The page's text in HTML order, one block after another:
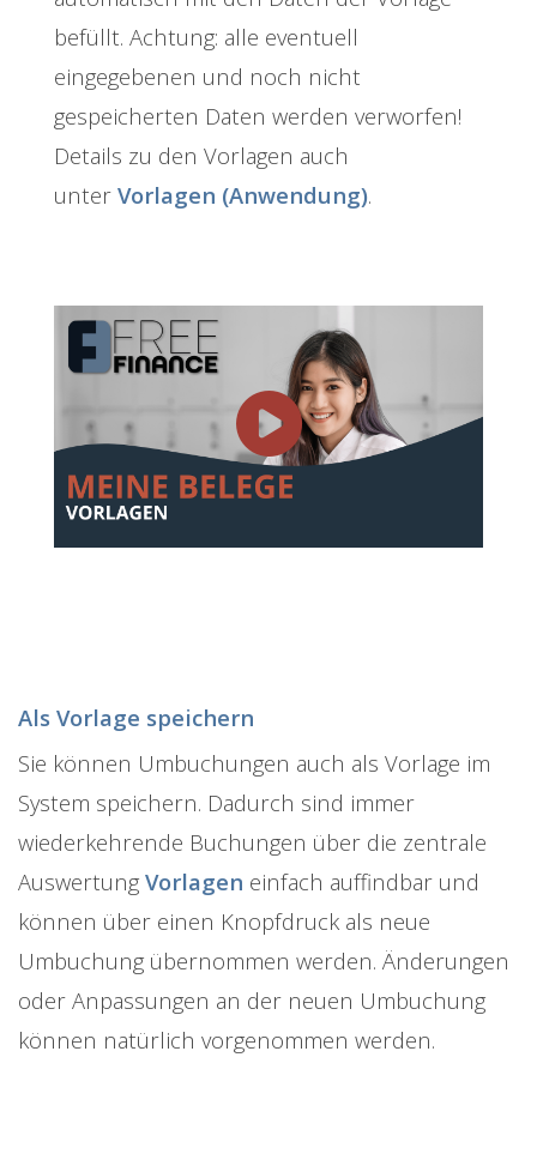
befüllt. Achtung: alle eventuell
eingegebenen und noch nicht
gespeicherten Daten werden verworfen!
Details zu den Vorlagen auch
unter Vorlagen (Anwendung).
Als Vorlage speichern
Sie können Umbuchungen auch als Vorlage im
System speichern. Dadurch sind immer
wiederkehrende Buchungen über die zentrale
Auswertung Vorlagen einfach auffindbar und
können über einen Knopfdruck als neue
Umbuchung übernommen werden. Änderungen
oder Anpassungen an der neuen Umbuchung
können natürlich vorgenommen werden.